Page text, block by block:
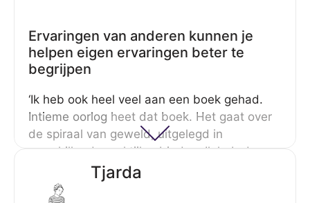
Ervaringen van anderen kunnen je
helpen eigen ervaringen beter te
begrijpen
‘Ik heb ook heel veel aan een boek gehad.
Intieme oorlog heet dat boek. Het gaat over
de spiraal van geweld, uitgelegd in
verschillende praktijkgebieden. Ik heb de
beide schrijfsters ontmoet. Door dit boek
begreep ik waar ik in zat en begreep ik ook
Tjarda